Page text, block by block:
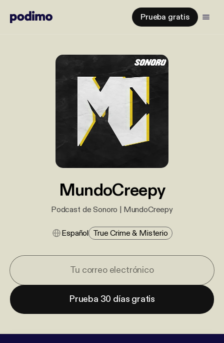
Prueba gratis
MundoCreepy
Podcast de Sonoro | MundoCreepy
Español True Crime & Misterio
Prueba 30 días gratis